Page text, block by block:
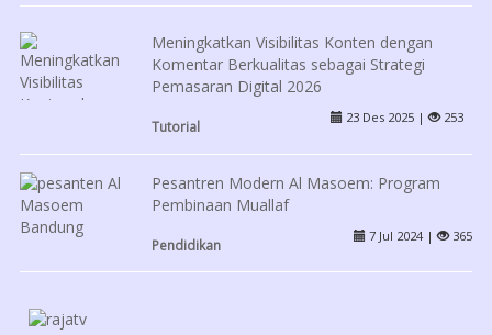
Meningkatkan Visibilitas Konten dengan
Komentar Berkualitas sebagai Strategi
Pemasaran Digital 2026
Tutorial
23 Des 2025 | 253
Pesantren Modern Al Masoem: Program
Pembinaan Muallaf
Pendidikan
7 Jul 2024 | 365